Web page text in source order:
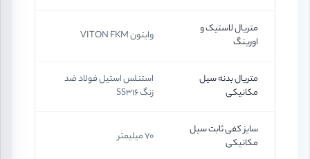
متریال لاستیک و
اورینگ
وایتون VITON FKM
متریال بدنه سیل
مکانیکی
استنلس استیل فولاد ضد
زنگ SS316
سایز کفی ثابت سیل
مکانیکی
70 میلیمتر